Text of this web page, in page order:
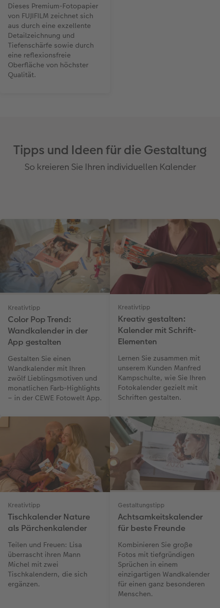
Dieses Premium-Fotopapier
von FUJIFILM zeichnet sich
aus durch eine exzellente
Detailzeichnung und
Tiefenschärfe sowie durch
eine reflexionsfreie
Oberfläche von höchster
Qualität.
Tipps und Ideen für die Gestaltung
So kreieren Sie Ihren individuellen Kalender
Kreativtipp
Color Pop Trend:
Wandkalender in der
App gestalten
Gestalten Sie einen
Wandkalender mit Ihren
zwölf Lieblingsmotiven und
monatlichen Farb-Highlights
– in der CEWE Fotowelt App.
Kreativtipp
Kreativ gestalten:
Kalender mit Schrift-
Elementen
Lernen Sie zusammen mit
unserem Kunden Manfred
Kampschulte, wie Sie Ihren
Fotokalender gezielt mit
Schriften gestalten.
Kreativtipp
Tischkalender Nature
als Pärchenkalender
Teilen und Freuen: Lisa
überrascht ihren Mann
Michel mit zwei
Tischkalendern, die sich
ergänzen.
Gestaltungstipp
Achtsamkeitskalender
für beste Freunde
Kombinieren Sie große
Fotos mit tiefgründigen
Sprüchen in einem
einzigartigen Wandkalender
für einen ganz besonderen
Menschen.